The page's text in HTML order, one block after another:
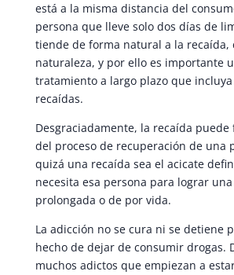
está a la misma distancia del
persona que lleve solo dos días de
tiende de forma natural a la recaída,
naturaleza, y por ello es importante
tratamiento a largo plazo que
recaídas.
Desgraciadamente, la recaída
del proceso de recuperación de una
quizá una recaída sea el acicate
necesita esa persona para lograr
prolongada o de por vida.
La adicción no se cura ni se detiene
hecho de dejar de consumir drogas.
muchos adictos que empiezan a